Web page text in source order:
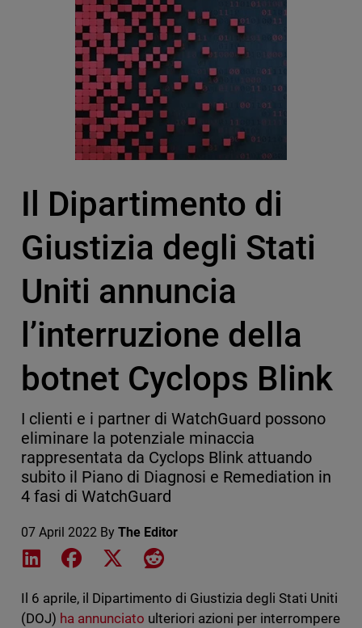
Il Dipartimento di
Giustizia degli Stati
Uniti annuncia
l’interruzione della
botnet Cyclops Blink
I clienti e i partner di WatchGuard possono
eliminare la potenziale minaccia
rappresentata da Cyclops Blink attuando
subito il Piano di Diagnosi e Remediation in
4 fasi di WatchGuard
07 April 2022 By The Editor
Share on LinkedIn
Share on Facebook
Share on XShare on Reddit
Il 6 aprile, il Dipartimento di Giustizia degli Stati Uniti
(DOJ) ha annunciato ulteriori azioni per interrompere